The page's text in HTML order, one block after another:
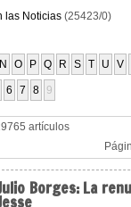
las Noticias (25423/0)
N O P Q R S T U V
6 7 8 9
artículos
Borges: La